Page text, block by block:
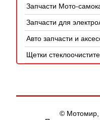
Запчасти Мото-
Запчасти для
Авто запчасти и
Щетки
© Мотомир,